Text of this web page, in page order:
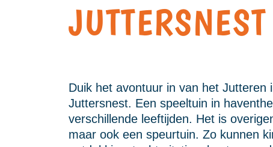
JUTTERSNEST
Duik het avontuur in van het Jutteren
Juttersnest. Een speeltuin in
verschillende leeftijden. Het is
maar ook een speurtuin. Zo kunnen